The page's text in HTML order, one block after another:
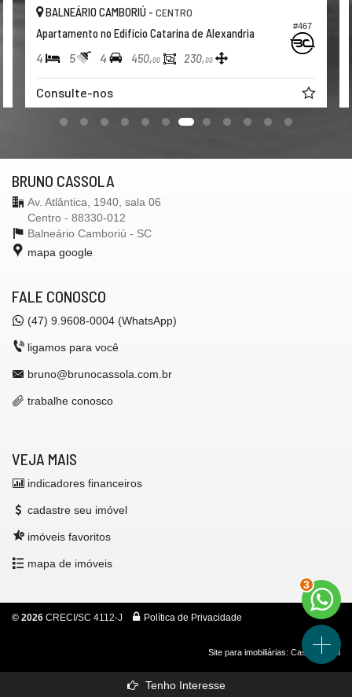
#467
BALNEÁRIO CAMBORIÚ - CENTRO
Apartamento no Edifício Catarina de Alexandria
4 5 4 450,00 230,00
Consulte-nos
BRUNO CASSOLA
Av. Atlântica, 1940, sala 06
Centro - 88330-012
Balneário Camboriú - SC
mapa google
FALE CONOSCO
(47) 9.9608-0004 (WhatsApp)
ligamos para você
bruno@brunocassola.com.br
trabalhe conosco
VEJA MAIS
indicadores financeiros
cadastre seu imóvel
imóveis favoritos
mapa de imóveis
© 2026 CRECI/SC 4112-J Política de Privacidade
Site para imobiliárias: Castel Digital
3
Tenho Interesse